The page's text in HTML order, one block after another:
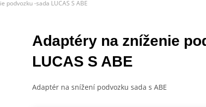
podvozku -sada LUCAS S ABE
Adaptéry na zníženie
LUCAS S ABE
Adaptér na snížení podvozku sada s ABE